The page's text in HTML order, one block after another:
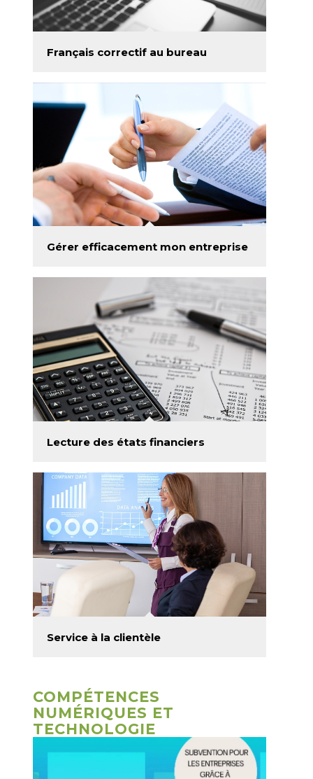
Français correctif au bureau
Gérer efficacement mon entreprise
Lecture des états financiers
Service à la clientèle
COMPÉTENCES
NUMÉRIQUES ET
TECHNOLOGIE